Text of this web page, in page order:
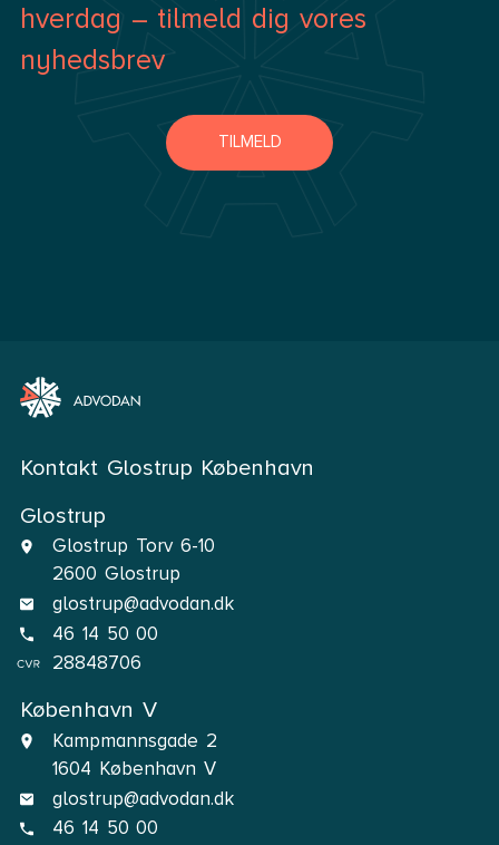
Kontakt Glostrup København
Glostrup
Glostrup Torv 6-10
2600 Glostrup
glostrup@advodan.dk
46 14 50 00
28848706
København V
Kampmannsgade 2
1604 København V
glostrup@advodan.dk
46 14 50 00
hverdag – tilmeld dig vores
nyhedsbrev
TILMELD